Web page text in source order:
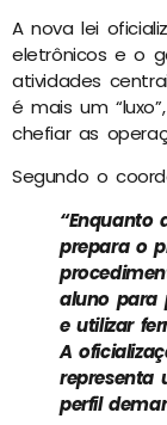
A nova lei
eletrônicos e o
atividades
é mais um
chefiar as
Segundo o
“Enquanto
prepara o
aluno para
e utilizar
A
representa
perfil